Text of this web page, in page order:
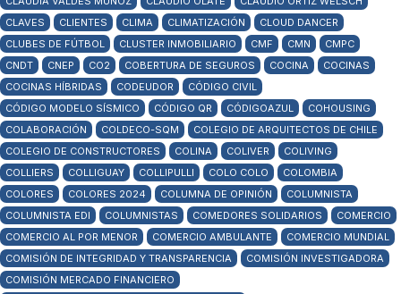
CLAVES
CLIENTES CLIMA CLIMATIZACIÓN
CLOUD DANCER
CLUBES DE FÚTBOL
CLUSTER INMOBILIARIO CMF CMN
CMPC
CNDT
CNEP CO2 COBERTURA DE SEGUROS COCINA
COCINAS
COCINAS HÍBRIDAS
CODEUDOR
CÓDIGO CIVIL
CÓDIGO MODELO SÍSMICO
CÓDIGO QR CÓDIGOAZUL
COHOUSING
COLABORACIÓN
COLDECO-SQM
COLEGIO DE ARQUITECTOS DE CHILE
COLEGIO DE CONSTRUCTORES
COLINA COLIVER
COLIVING
COLLIERS
COLLIGUAY COLLIPULLI COLO COLO
COLOMBIA
COLORES
COLORES 2024 COLUMNA DE OPINIÓN
COLUMNISTA
COLUMNISTA EDI
COLUMNISTAS COMEDORES SOLIDARIOS
COMERCIO
COMERCIO AL POR MENOR
COMERCIO AMBULANTE
COMERCIO MUNDIAL
COMISIÓN DE INTEGRIDAD Y TRANSPARENCIA
COMISIÓN INVESTIGADORA
COMISIÓN MERCADO FINANCIERO